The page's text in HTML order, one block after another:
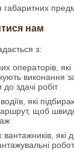
габаритних
нам
з:
операторів,
виконання
здачі робіт
які
щоб
які